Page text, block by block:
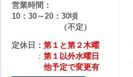
営業時間：
10：30～20：30頃
（不定）
定休日： 第１と第２木曜
： 第１以外水曜日
他予定で変更有